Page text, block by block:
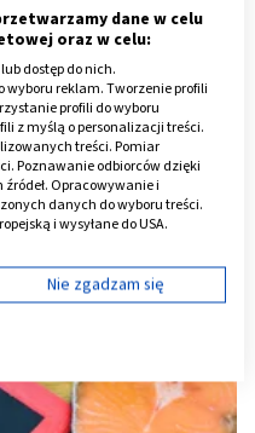
i produkty niskobiałkowe
dane w celu
oraz w celu:
dostęp do nich.
reklam. Tworzenie profili
profili do wyboru
z myślą o personalizacji treści.
treści. Pomiar
Poznawanie odbiorców dzięki
Opracowywanie i
danych do wyboru treści.
i wysyłane do USA.
IAB)
lub
Nie zgadzam się